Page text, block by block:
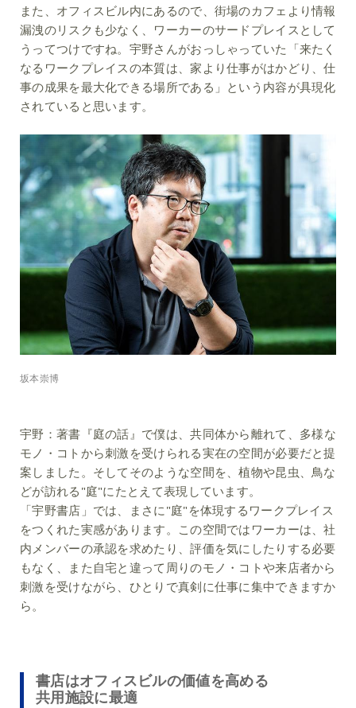
また、オフィスビル内にあるので、街場のカフェより情報
漏洩のリスクも少なく、ワーカーのサードプレイスとして
うってつけですね。宇野さんがおっしゃっていた「来たく
なるワークプレイスの本質は、家より仕事がはかどり、仕
事の成果を最大化できる場所である」という内容が具現化
されていると思います。
坂本崇博
宇野： 著書『庭の話』で僕は、共同体から離れて、多様な
モノ・コトから刺激を受けられる実在の空間が必要だと提
案しました。そしてそのような空間を、植物や昆虫、鳥な
どが訪れる"庭"にたとえて表現しています。
「宇野書店」では、まさに"庭"を体現するワークプレイス
をつくれた実感があります。この空間ではワーカーは、社
内メンバーの承認を求めたり、評価を気にしたりする必要
もなく、また自宅と違って周りのモノ・コトや来店者から
刺激を受けながら、ひとりで真剣に仕事に集中できますか
ら。
書店はオフィスビルの価値を高める
共用施設に最適